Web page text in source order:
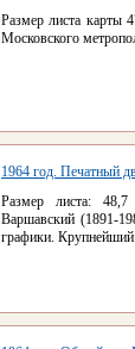
Размер листа карты
Московского
1964 год. Печатный
Размер листа:
Варшавский (1891-
графики. Крупнейший